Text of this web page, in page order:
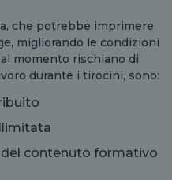
che potrebbe imprimere
migliorando le condizioni
momento rischiano di
durante i tirocini, sono:
contenuto formativo